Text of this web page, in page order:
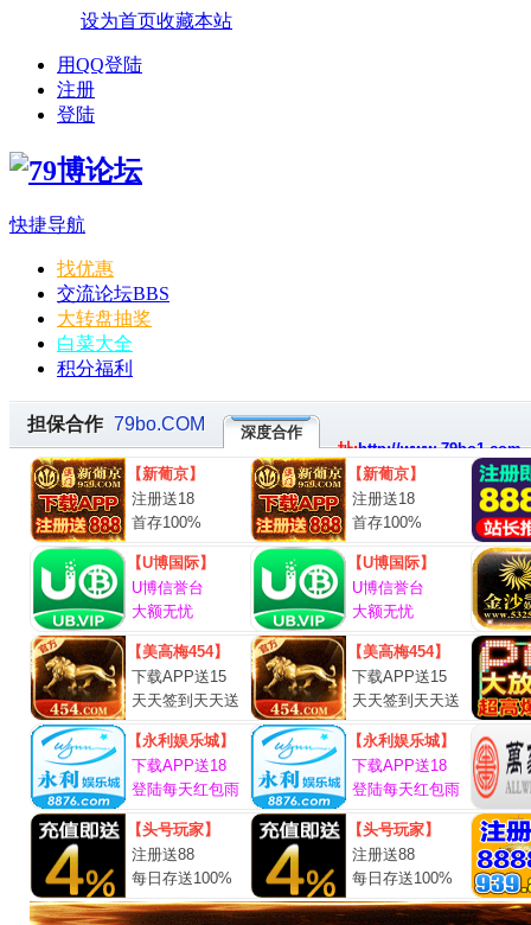
设为首页收藏本站
用QQ登陆
注册
登陆
快捷导航
找优惠
交流论坛BBS
大转盘抽奖
白菜大全
积分福利